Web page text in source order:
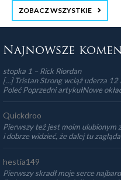
stopka 3
ZOBACZ WSZYSTKIE
Najnowsze
stopka 1 – Rick Riordan
[…] Tristan Strong wciąż uderza
Poleć Poprzedni artykułNowe
Quickdroo
Pierwszy też jest moim ulubionym
i dobrze widzieć, że dalej tu
hestia149
Pierwszy skradł moje serce